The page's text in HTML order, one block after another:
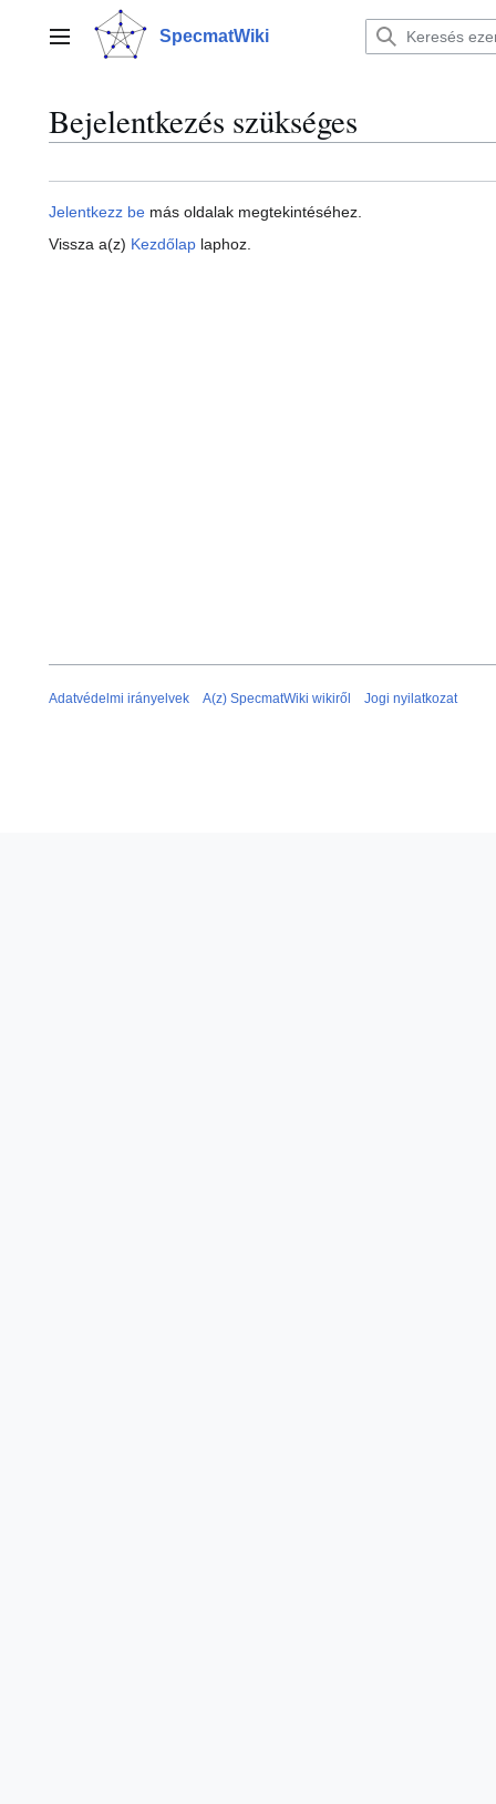
tartalomhozFőmenü SpecmatWiki
Bejelentkezés szükséges
Jelentkezz be más oldalak megtekintéséhez.
Vissza a(z) Kezdőlap laphoz.
Adatvédelmi irányelvek A(z) SpecmatWiki wikiről Jogi nyilatkozat